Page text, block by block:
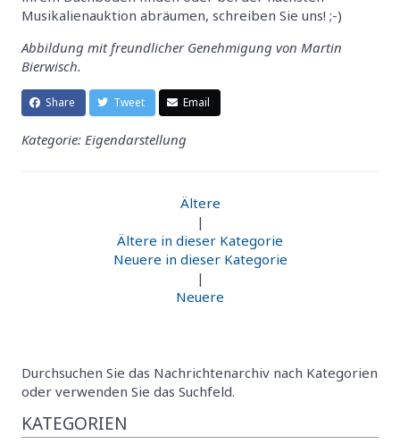
Musikalienauktion abräumen, schreiben Sie uns! ;-)
Abbildung mit freundlicher Genehmigung von Martin
Bierwisch.
Share Tweet Email
Kategorie: Eigendarstellung
Ältere
|
Ältere in dieser Kategorie
Neuere in dieser Kategorie
|
Neuere
Durchsuchen Sie das Nachrichtenarchiv nach Kategorien
oder verwenden Sie das Suchfeld.
KATEGORIEN